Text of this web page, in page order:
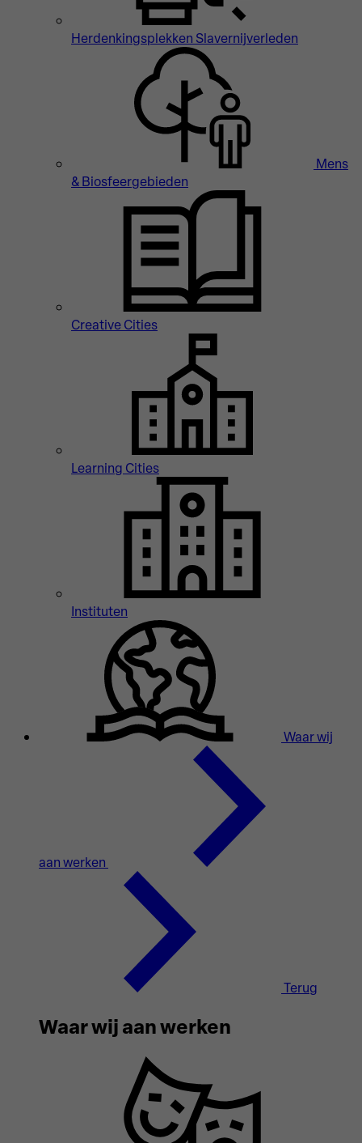
Herdenkingsplekken Slavernijverleden
Mens
& Biosfeergebieden
Creative Cities
Learning Cities
Instituten
Waar wij
aan werken
Terug
Waar wij aan werken